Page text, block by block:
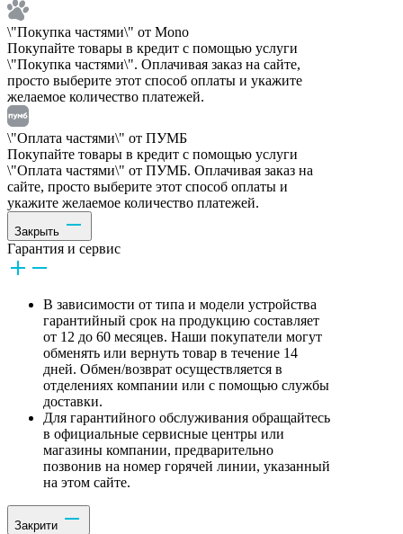
\"Покупка частями\" от Mono
Покупайте товары в кредит с помощью услуги
\"Покупка частями\". Оплачивая заказ на сайте,
просто выберите этот способ оплаты и укажите
желаемое количество платежей.
\"Оплата частями\" от ПУМБ
Покупайте товары в кредит с помощью услуги
\"Оплата частями\" от ПУМБ. Оплачивая заказ на
сайте, просто выберите этот способ оплаты и
укажите желаемое количество платежей.
Закрыть
Гарантия и сервис
В зависимости от типа и модели устройства
гарантийный срок на продукцию составляет
от 12 до 60 месяцев. Наши покупатели могут
обменять или вернуть товар в течение 14
дней. Обмен/возврат осуществляется в
отделениях компании или с помощью службы
доставки.
Для гарантийного обслуживания обращайтесь
в официальные сервисные центры или
магазины компании, предварительно
позвонив на номер горячей линии, указанный
на этом сайте.
Закрити